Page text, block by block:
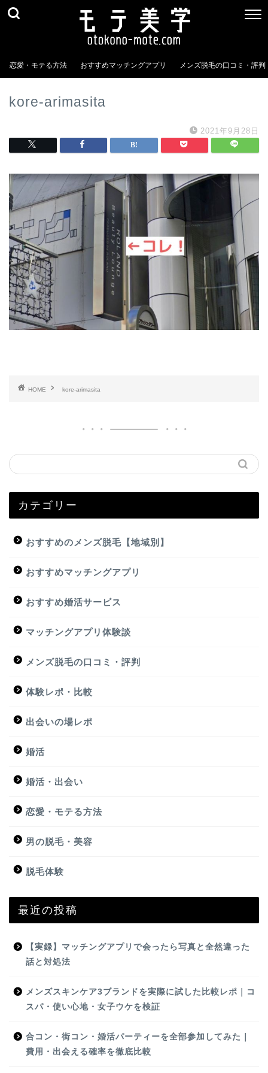
恋愛・モテる方法 おすすめマッチングアプリ メンズ脱毛の口コミ・評判
kore-arimasita
2021年9月28日
HOME kore-arimasita
カテゴリー
おすすめのメンズ脱毛【地域別】
おすすめマッチングアプリ
おすすめ婚活サービス
マッチングアプリ体験談
メンズ脱毛の口コミ・評判
体験レポ・比較
出会いの場レポ
婚活
婚活・出会い
恋愛・モテる方法
男の脱毛・美容
脱毛体験
最近の投稿
【実録】マッチングアプリで会ったら写真と全然違った
話と対処法
メンズスキンケア3ブランドを実際に試した比較レポ｜コ
スパ・使い心地・女子ウケを検証
合コン・街コン・婚活パーティーを全部参加してみた｜
費用・出会える確率を徹底比較